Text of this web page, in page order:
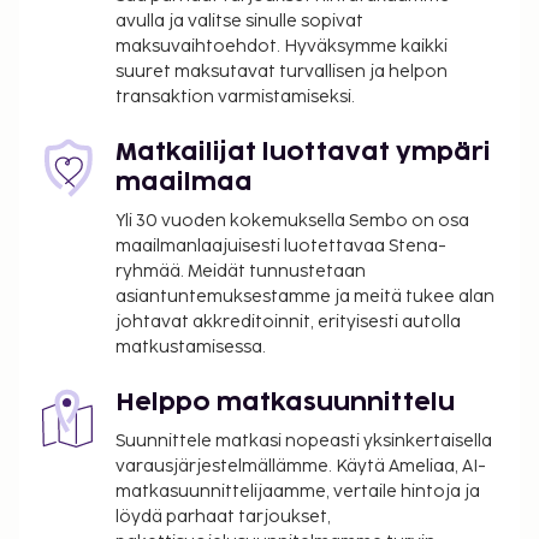
myyntiautomaatti. Lisämaksullinen mannermainen
aamiainen tarjoillaan arkipäivisin klo 6.30–10.00 ja
viikonloppuisin klo 6.30–10.00. Tämän
majoituspaikan virallisen tähtiluokituksen on
Majoituspaikka veloittaa seuraavat paikan päällä
suoritettavat maksut. Maksuihin saattaa sisältyä
sovellettavat verot:
Kaupungin perimä vero: 0.88 EUR per henkilö
per yö. Tätä veroa ei peritä alle 18 vuotta
vanhoilta lapsilta.
ilmoittamat maksut.
Maksu mannermaisesta aamiaisesta: noin 5.90
EUR aikuisille ja 4.50 EUR lapsille
Lemmikit: 5 EUR per lemmikki per yö
Avustajaeläimistä ei veloiteta lisämaksuja
avulla ja valitse sinulle sopivat
maksuvaihtoehdot. Hyväksymme kaikki
suuret maksutavat turvallisen ja helpon
transaktion varmistamiseksi.
Matkailijat luottavat ympäri
maailmaa
Yli 30 vuoden kokemuksella Sembo on osa
maailmanlaajuisesti luotettavaa Stena-
ryhmää. Meidät tunnustetaan
asiantuntemuksestamme ja meitä tukee alan
johtavat akkreditoinnit, erityisesti autolla
matkustamisessa.
Helppo matkasuunnittelu
Suunnittele matkasi nopeasti yksinkertaisella
varausjärjestelmällämme. Käytä Ameliaa, AI-
matkasuunnittelijaamme, vertaile hintoja ja
löydä parhaat tarjoukset,